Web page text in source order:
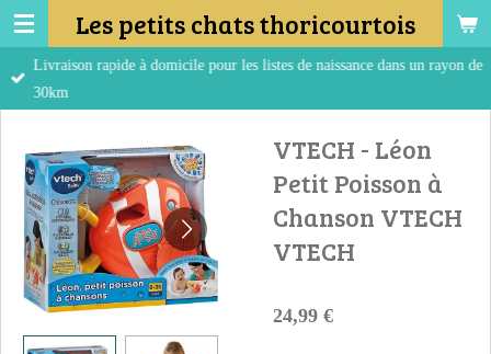
Passer
au
contenu
Les petits chats thoricourtois
Livraison rapide à domicile pour les listes de naissance dans un rayon de
30km
VTECH - Léon
Petit Poisson à
Chanson VTECH
VTECH
24,99 €